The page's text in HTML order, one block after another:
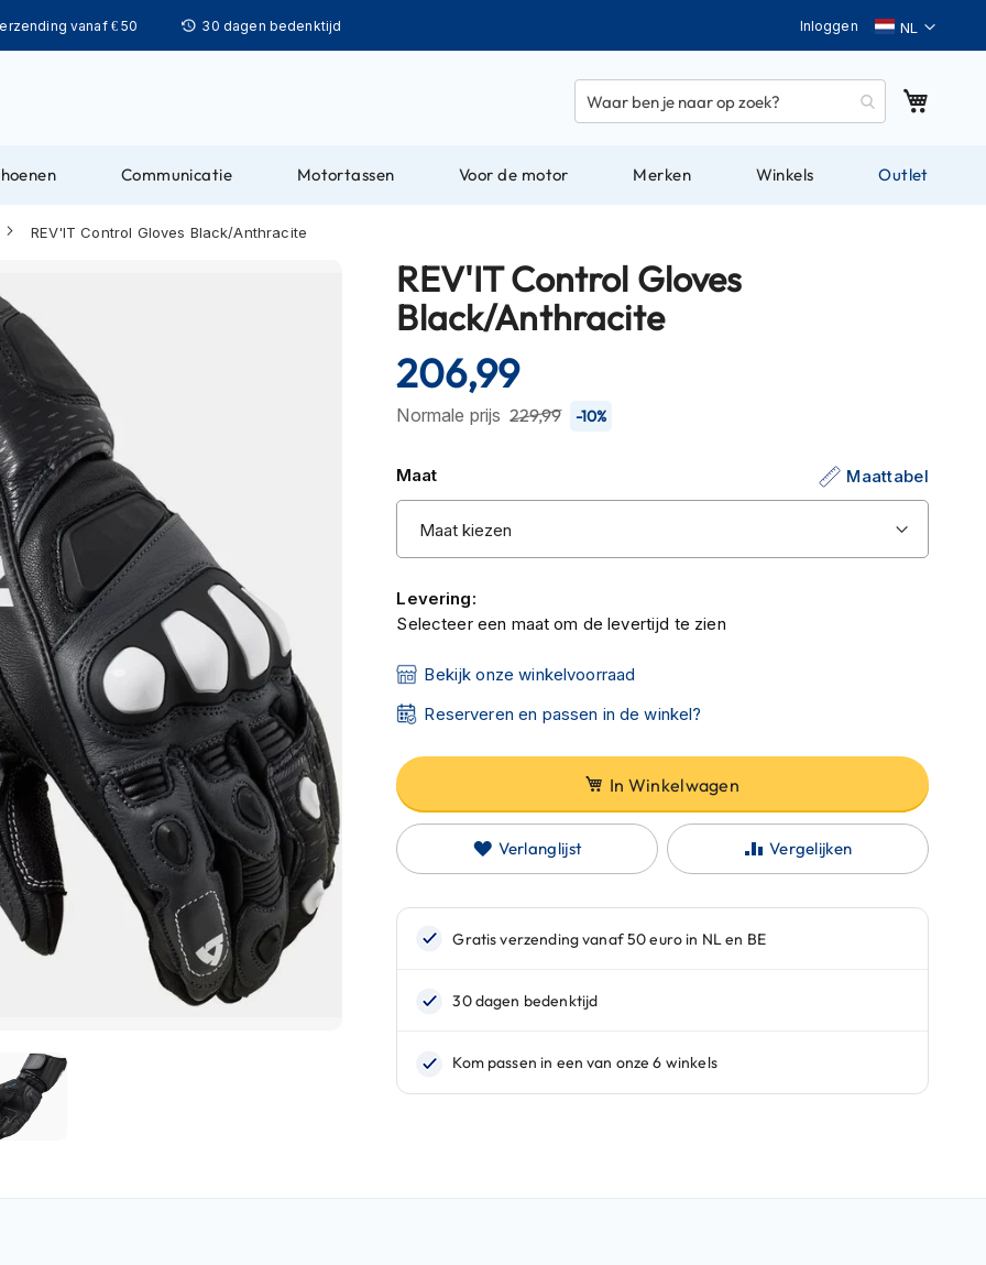
vanaf € 50 30 dagen bedenktijd Taal
Inloggen
Communicatie Motortassen Voor de motor Merken Winkels Outlet
REV'IT Control Gloves Black/Anthracite
REV'IT Control Gloves
Black/Anthracite
Normale prijs 229,99 -10%
206,99
Maat Maattabel
Levering:
Selecteer een maat om de levertijd te zien
Bekijk onze winkelvoorraad
Reserveren en passen in de winkel?
In Winkelwagen
Verlanglijst Vergelijken